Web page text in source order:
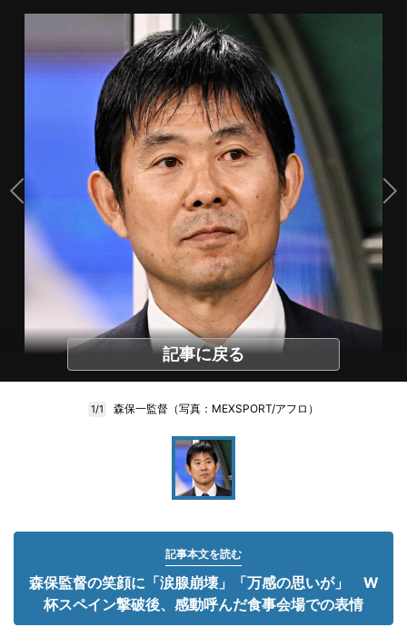
記事に戻る
1/1 森保一監督（写真：MEXSPORT/アフロ）
記事本文を読む
森保監督の笑顔に「涙腺崩壊」「万感の思いが」 W
杯スペイン撃破後、感動呼んだ食事会場での表情